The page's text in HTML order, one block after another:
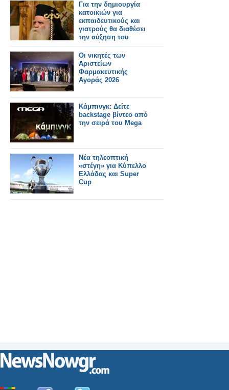
Για την δημιουργία
κατοικιών για
εκπαιδευτικούς και
γιατρούς θα διαθέσει
την αύξηση του
μισθού του ο
Μητροπολίτης
Κυθήρων Σεραφείμ
Οι νικητές των
Αριστείων
Φαρμακευτικής
Αγοράς 2026
Κάμπινγκ: Δείτε
backstage βίντεο από
την σειρά του Mega
Νέα τηλεοπτική
«στέγη» για Κύπελλο
Ελλάδας και Super
Cup